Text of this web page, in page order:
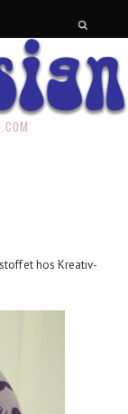
hos Kreativ-